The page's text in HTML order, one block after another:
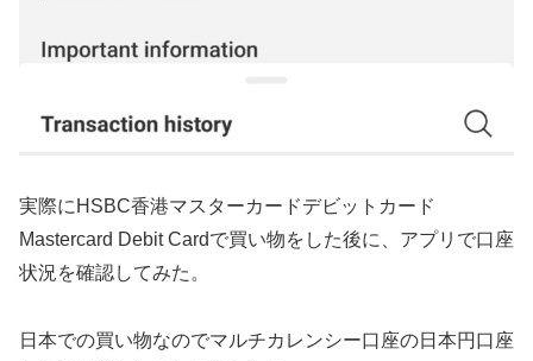
実際にHSBC香港マスターカードデビットカード
Mastercard Debit Cardで買い物をした後に、アプリで口座
状況を確認してみた。
日本での買い物なのでマルチカレンシー口座の日本円口座